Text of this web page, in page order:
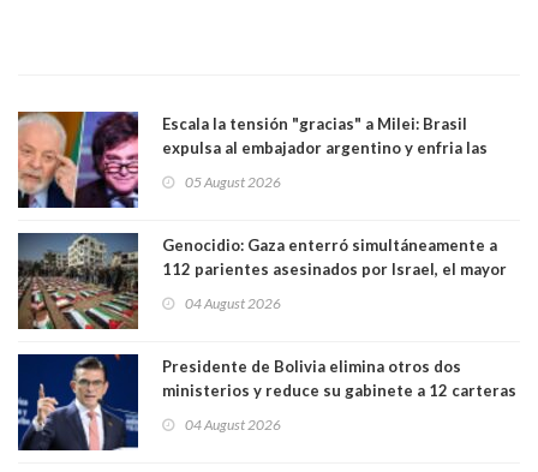
Escala la tensión "gracias" a Milei: Brasil
expulsa al embajador argentino y enfria las
trasandino
05 August 2026
Genocidio: Gaza enterró simultáneamente a
112 parientes asesinados por Israel, el mayor
muertos figuran 44 niños y nueve ancianos
04 August 2026
Presidente de Bolivia elimina otros dos
ministerios y reduce su gabinete a 12 carteras
04 August 2026